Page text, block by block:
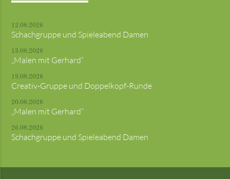
12.08.2026
Schachgruppe und Spieleabend Damen
13.08.2026
„Malen mit Gerhard“
19.08.2026
Creativ-Gruppe und Doppelkopf-Runde
20.08.2026
„Malen mit Gerhard“
26.08.2026
Schachgruppe und Spieleabend Damen